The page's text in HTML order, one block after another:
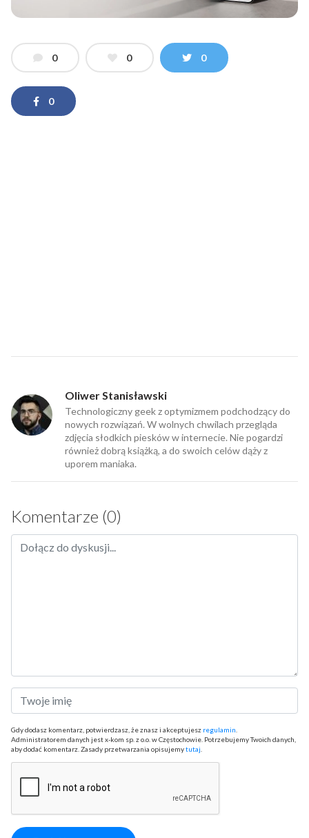
0 0 0
0
Oliwer Stanisławski
Technologiczny geek z optymizmem podchodzący do
nowych rozwiązań. W wolnych chwilach przegląda
zdjęcia słodkich piesków w internecie. Nie pogardzi
również dobrą książką, a do swoich celów dąży z
uporem maniaka.
Komentarze (0)
Gdy dodasz komentarz, potwierdzasz, że znasz i akceptujesz regulamin
Administratorem danych jest x-kom sp. z o.o. w Częstochowie. Potrzebujemy Twoich danych,
aby dodać komentarz. Zasady przetwarzania opisujemytutaj